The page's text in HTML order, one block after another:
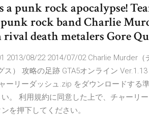
a punk rock apocalypse!
rock band Charlie
death metalers Gore
2013/08/22 2014/07/02 Charlie Murder
） 攻略の足跡 GTA5オンライン
ーリーダッシュ.zip をダウンロードする
。 利用規約に同意した上で、チャーリ
を押下してください。